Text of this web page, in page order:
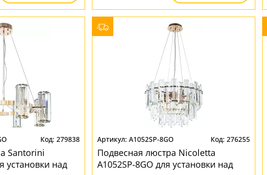
279838
Santorini
установки над
A1052SP-8GO 276255
Подвесная люстра Nicoletta
A1052SP-8GO для установки над